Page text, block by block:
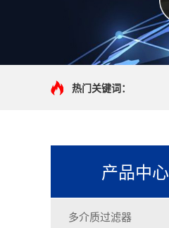
热门关键词：
产品中心
多介质过滤器